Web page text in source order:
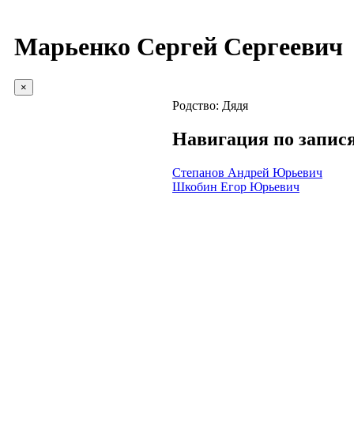
Марьенко Сергей Сергеевич
×
Родство: Дядя
Навигация по
Степанов Андрей Юрьевич
Шкобин Егор Юрьевич